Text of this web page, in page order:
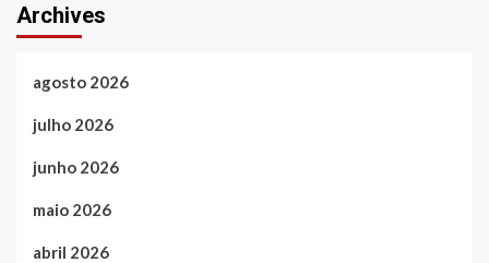
Archives
agosto 2026
julho 2026
junho 2026
maio 2026
abril 2026